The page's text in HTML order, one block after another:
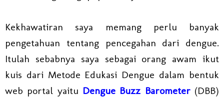
Kekhawatiran saya memang perlu banyak
pengetahuan tentang pencegahan dari dengue.
Itulah sebabnya saya sebagai orang awam ikut
kuis dari Metode Edukasi Dengue dalam bentuk
web portal yaitu Dengue Buzz Barometer(DBB)